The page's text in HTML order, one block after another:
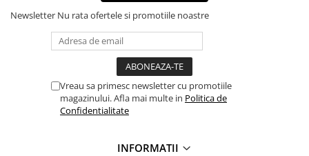
■ Ulei motor CASTROL
■ Ulei motor MOBIL
■ Ulei motor FUCHS
■ Ulei motor VALVOLINE
Newsletter Nu rata ofertele si promotiile noastre
Vreau sa primesc newsletter cu promotiile
magazinului. Afla mai multe in Politica de
Confidentialitate
INFORMATII